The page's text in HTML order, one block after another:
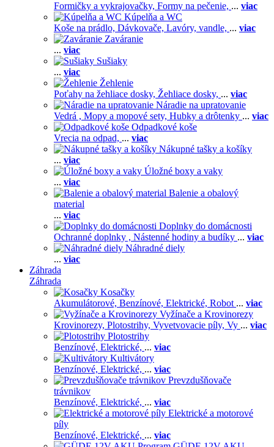
Formičky a vykrajovačky, Formy na pečenie, ... viac
Kúpelňa a WC
Koše na prádlo, Dávkovače, Lavóry, vandle, ... viac
Zaváranie
... viac
Sušiaky
... viac
Žehlenie
Poťahy na žehliace dosky, Žehliace dosky, ... viac
Náradie na upratovanie
Vedrá , Mopy a mopové sety, Hubky a drôtenky ... viac
Odpadkové koše
Vrecia na odpad, ... viac
Nákupné tašky a košíky
... viac
Úložné boxy a vaky
... viac
Balenie a obalový
material
... viac
Doplnky do domácnosti
Ochranné doplnky , Nástenné hodiny a budíky ... viac
Náhradné diely
... viac
Záhrada
Záhrada
Kosačky
Akumulátorové, Benzínové, Elektrické, Robot ... viac
Vyžínače a Krovinorezy
Krovinorezy, Plotostrihy, Vyvetvovacie píly, Vy ... viac
Plotostrihy
Benzínové, Elektrické, ... viac
Kultivátory
Benzínové, Elektrické, ... viac
Prevzdušňovače
trávnikov
Benzínové, Elektrické, ... viac
Elektrické a motorové
píly
Benzínové, Elektrické, ... viac